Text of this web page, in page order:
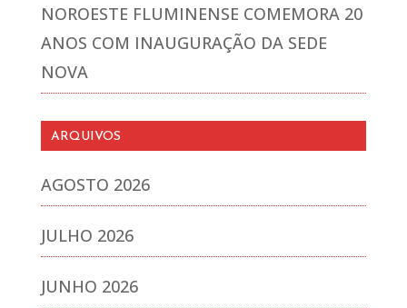
NOROESTE FLUMINENSE COMEMORA 20
ANOS COM INAUGURAÇÃO DA SEDE
NOVA
ARQUIVOS
AGOSTO 2026
JULHO 2026
JUNHO 2026